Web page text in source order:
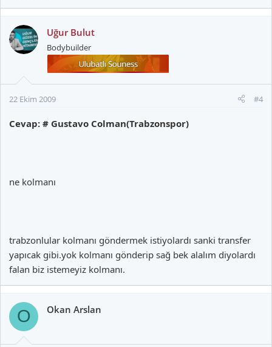
Uğur Bulut
Bodybuilder
22 Ekim 2009 #4
Cevap: # Gustavo Colman(Trabzonspor)
ne kolmanı
trabzonlular kolmanı göndermek istiyolardı sanki transfer
yapıcak gibi.yok kolmanı gönderip sağ bek alalım diyolardı
falan biz istemeyiz kolmanı.
O Okan Arslan